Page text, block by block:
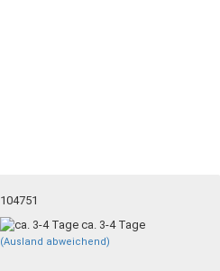
104751
ca. 3-4 Tage
(Ausland abweichend)